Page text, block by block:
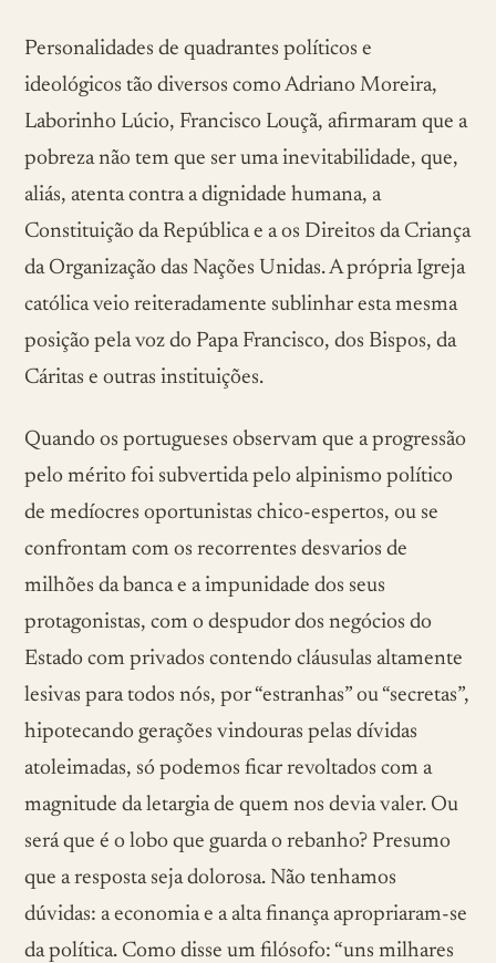
Personalidades de quadrantes políticos e
ideológicos tão diversos como Adriano Moreira,
Laborinho Lúcio, Francisco Louçã, afirmaram que a
pobreza não tem que ser uma inevitabilidade, que,
aliás, atenta contra a dignidade humana, a
Constituição da República e a os Direitos da Criança
da Organização das Nações Unidas. A própria Igreja
católica veio reiteradamente sublinhar esta mesma
posição pela voz do Papa Francisco, dos Bispos, da
Cáritas e outras instituições.
Quando os portugueses observam que a progressão
pelo mérito foi subvertida pelo alpinismo político
de medíocres oportunistas chico-espertos, ou se
confrontam com os recorrentes desvarios de
milhões da banca e a impunidade dos seus
protagonistas, com o despudor dos negócios do
Estado com privados contendo cláusulas altamente
lesivas para todos nós, por “estranhas” ou “secretas”,
hipotecando gerações vindouras pelas dívidas
atoleimadas, só podemos ficar revoltados com a
magnitude da letargia de quem nos devia valer. Ou
será que é o lobo que guarda o rebanho? Presumo
que a resposta seja dolorosa. Não tenhamos
dúvidas: a economia e a alta finança apropriaram-se
da política. Como disse um filósofo: “uns milhares